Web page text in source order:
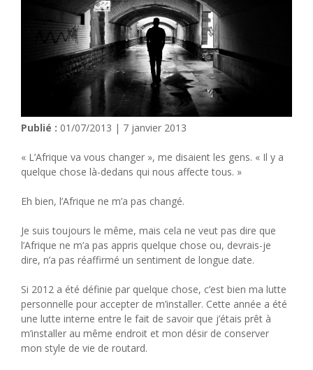
Publié : 01/07/2013 | 7 janvier 2013
« L’Afrique va vous changer », me disaient les gens. « Il y a
quelque chose là-dedans qui nous affecte tous. »
Eh bien, l’Afrique ne m’a pas changé.
Je suis toujours le même, mais cela ne veut pas dire que
l’Afrique ne m’a pas appris quelque chose ou, devrais-je
dire, n’a pas réaffirmé un sentiment de longue date.
Si 2012 a été définie par quelque chose, c’est bien ma lutte
personnelle pour accepter de m’installer. Cette année a été
une lutte interne entre le fait de savoir que j’étais prêt à
m’installer au même endroit et mon désir de conserver
mon style de vie de routard.